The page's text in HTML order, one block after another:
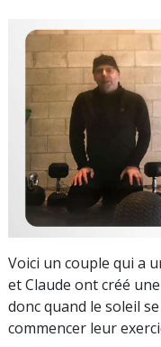
Voici un couple qui a
et Claude ont créé
donc quand le soleil
commencer leur